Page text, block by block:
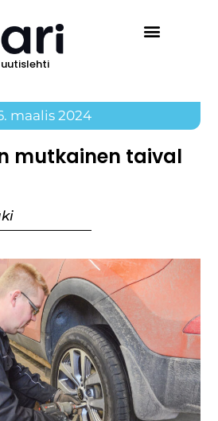
maalis 2024
mutkainen taival